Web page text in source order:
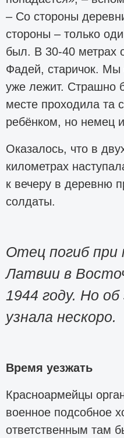
– Со стороны
стороны – только
был. В 30-40 метрах
Фадей, старичок. Мы
уже лежит. Страшно
месте проходила та
ребёнком, но немец
Оказалось, что в
километрах
к вечеру в деревню
солдаты.
Отец погиб при
Латвии в
1944 году. Но
узнала нескоро.
Время уезжать
Красноармейцы
военное подсобное
ответственным там